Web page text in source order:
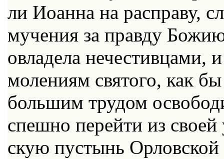
ли Иоан­на на рас­пра­ву,
му­че­ния за прав­ду
овла­де­ла нече­стив­ца­ми,
мо­ле­ни­ям свя­то­го, как
боль­шим тру­дом
спеш­но пе­рей­ти из
скую пу­стынь Ор­лов­ской